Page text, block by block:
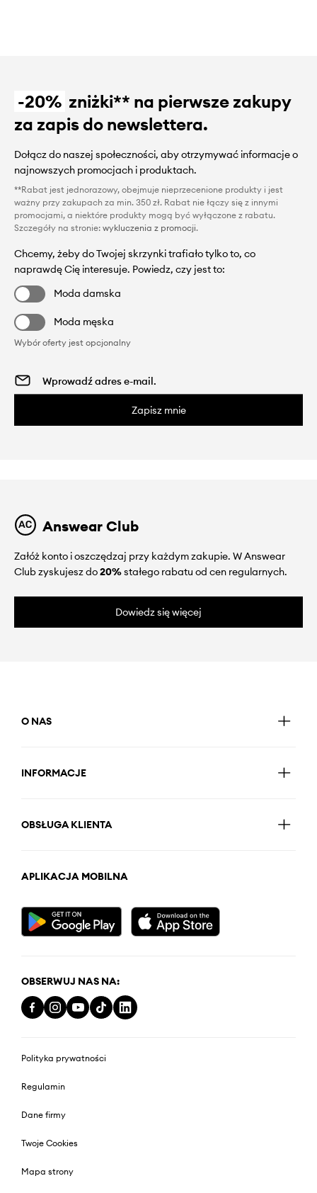
-20% zniżki** na pierwsze zakupy
za zapis do newslettera.
Dołącz do naszej społeczności, aby otrzymywać informacje o
najnowszych promocjach i produktach.
**Rabat jest jednorazowy, obejmuje nieprzecenione produkty i jest
ważny przy zakupach za min. 350 zł. Rabat nie łączy się z innymi
promocjami, a niektóre produkty mogą być wyłączone z rabatu.
Szczegóły na stronie: wykluczenia z promocji.
Chcemy, żeby do Twojej skrzynki trafiało tylko to, co
naprawdę Cię interesuje. Powiedz, czy jest to:
Moda damska
Moda męska
Wybór oferty jest opcjonalny
Zapisz mnie
Answear Club
Załóż konto i oszczędzaj przy każdym zakupie. W Answear
Club zyskujesz do20%stałego rabatu od cen regularnych.
Dowiedz się więcej
O NAS
INFORMACJE
OBSŁUGA KLIENTA
APLIKACJA MOBILNA
OBSERWUJ NAS NA:
Polityka prywatności
Regulamin
Dane firmy
Twoje Cookies
Mapa strony